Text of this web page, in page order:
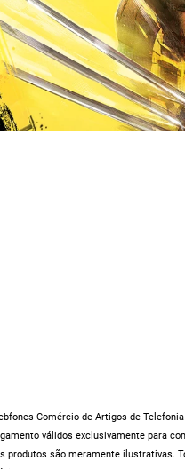
Comércio de Artigos de
válidos exclusivamente para
produtos são meramente ilustrativas.